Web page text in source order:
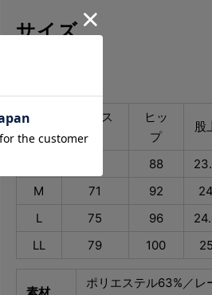
サイズ
SIZE
ウエス
ヒッ
プ
股
88
M
71 92 24
L
75 96
LL
79 100 25
ポリエステル63%／